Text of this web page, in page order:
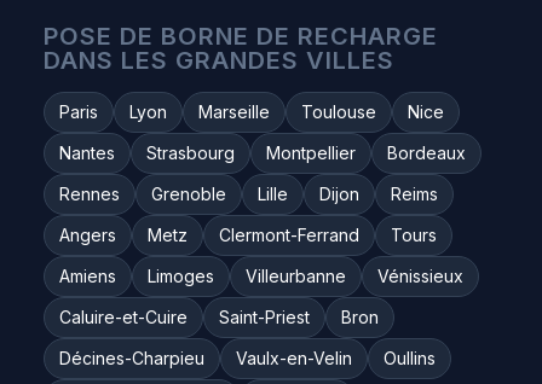
POSE DE BORNE DE RECHARGE
DANS LES GRANDES VILLES
Paris Lyon Marseille Toulouse
Nice
Nantes
Strasbourg Montpellier
Bordeaux
Rennes
Grenoble Lille Dijon
Reims
Angers
Metz Clermont-Ferrand
Tours
Amiens
Limoges Villeurbanne
Vénissieux
Caluire-et-Cuire
Saint-Priest
Bron
Décines-Charpieu
Vaulx-en-Velin
Oullins